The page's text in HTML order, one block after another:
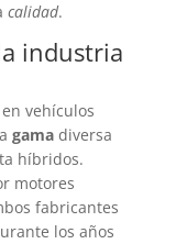
calidad.
industria
vehículos
gamadiversa
híbridos.
motores
fabricantes
los años